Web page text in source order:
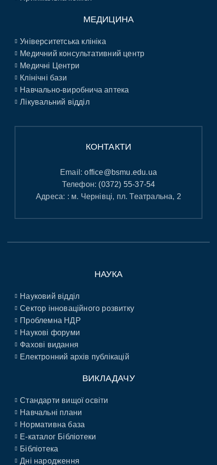
МЕДИЦИНА
Університетська клініка
Медичний консультативний центр
Медичні Центри
Клінічні бази
Навчально-виробнича аптека
Лікувальний відділ
КОНТАКТИ
Email:office@bsmu.edu.ua
Телефон: (0372) 55-37-54
Адреса: : м. Чернівці, пл. Театральна, 2
НАУКА
Науковий відділ
Сектор інноваційного розвитку
Проблемна НДР
Наукові форуми
Фахові видання
Електронний архів публікацій
ВИКЛАДАЧУ
Стандарти вищої освіти
Навчальні плани
Нормативна база
E-каталог Бібліотеки
Бібліотека
Дні народження